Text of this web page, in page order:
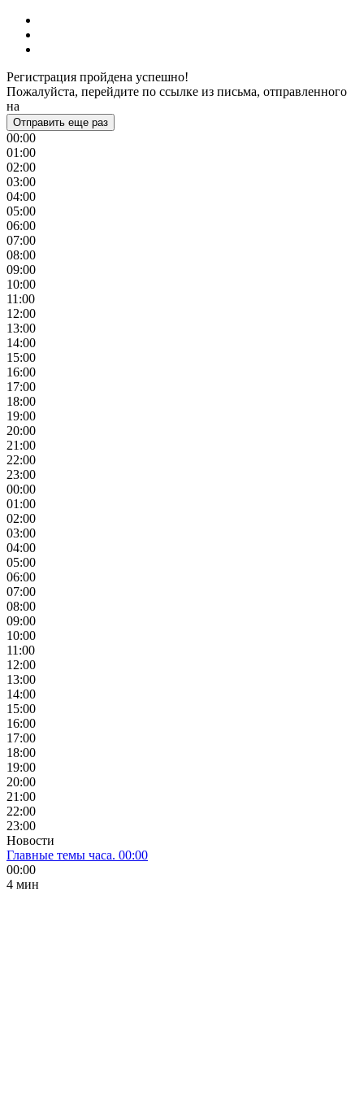
Регистрация пройдена успешно!
Пожалуйста, перейдите по ссылке из письма, отправленного
на
Отправить еще раз
00:00
01:00
02:00
03:00
04:00
05:00
06:00
07:00
08:00
09:00
10:00
11:00
12:00
13:00
14:00
15:00
16:00
17:00
18:00
19:00
20:00
21:00
22:00
23:00
00:00
01:00
02:00
03:00
04:00
05:00
06:00
07:00
08:00
09:00
10:00
11:00
12:00
13:00
14:00
15:00
16:00
17:00
18:00
19:00
20:00
21:00
22:00
23:00
Новости
Главные темы часа. 00:00
00:00
4 мин